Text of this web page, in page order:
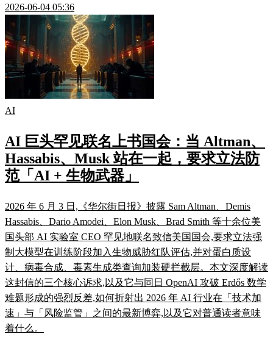
2026-06-04 05:36
AI
AI 巨头罕见联名上书国会：当 Altman、
Hassabis、Musk 站在一起，要求立法防
范「AI + 生物武器」
2026 年 6 月 3 日,《华尔街日报》披露 Sam Altman、Demis
Hassabis、Dario Amodei、Elon Musk、Brad Smith 等十余位美
国头部 AI 实验室 CEO 罕见地联名致信美国国会,要求立法强
制大模型在训练阶段加入生物威胁红队评估,并对蛋白质设
计、病毒合成、毒素生成类查询加装硬拦截层。本文深度解读
这封信的三个核心诉求,以及它与同日 OpenAI 攻破 Erdős 数学
难题形成的强烈反差,如何折射出 2026 年 AI 行业在「技术加
速」与「风险监管」之间的最新博弈,以及它对普通读者意味
着什么。